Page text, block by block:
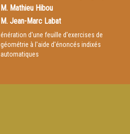
M. Mathieu Hibou
M. Jean-Marc Labat
énération d'une feuille d'exercises de
géométrie à l'aide d'énoncés indixés
automatiques